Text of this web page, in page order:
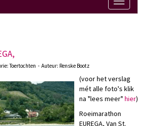
Toggle
Toertochten - Auteur: Renske Bootz
(voor het verslag
mét alle foto's klik
na "lees meer" hier)
Roeimarathon
EUREGA, Van St.